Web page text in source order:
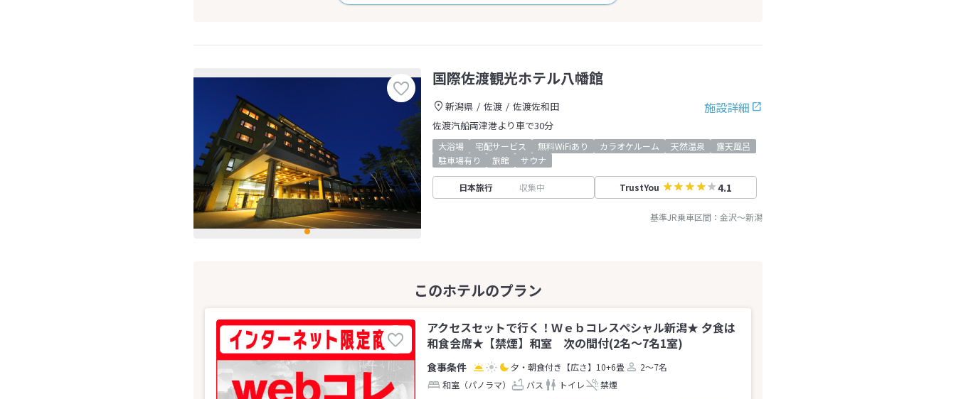
国際佐渡観光ホテル八幡館
施設詳細
新潟県 佐渡
佐渡佐和田
佐渡汽船両津港より車で30分
大浴場 宅配サービス 無料WiFiあり カラオケルーム 天然温泉
露天風呂
駐車場有り
旅館 サウナ
日本旅行 収集中 TrustYou 4.1
基準JR乗車区間： 金沢～新潟
アクセスセットで行く！Ｗｅｂコレスペシャル新潟★ 夕食は
和食会席★【禁煙】和室 次の間付(2名～7名1室)
夕・朝食付き 【広さ】10+6畳
2～7名
和室（パノラマ）
バス トイレ 禁煙